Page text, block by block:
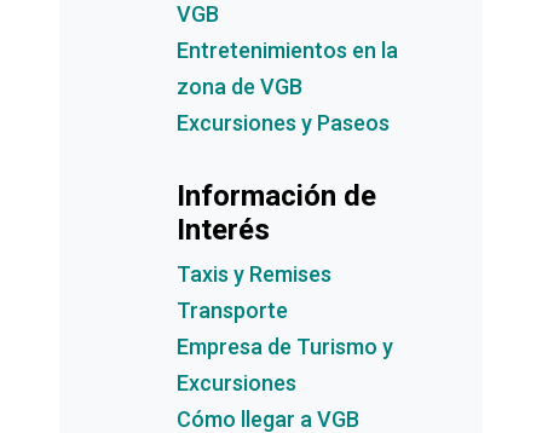
VGB
Entretenimientos en la
zona de VGB
Excursiones y Paseos
Información de
Interés
Taxis y Remises
Transporte
Empresa de Turismo y
Excursiones
Cómo llegar a VGB